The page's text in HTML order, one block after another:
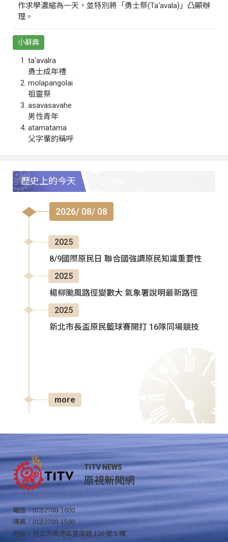
作求學濃縮為一天，並特別將「勇士祭(Ta‘avala)」凸顯辦
理。
小辭典
ta‘avalra
勇士成年禮
molapangolai
祖靈祭
asavasavahe
男性青年
atamatama
父字輩的稱呼
歷史上的今天
2026/ 08/ 08
2025
8/9國際原民日 聯合國強調原民知識重要性
2025
楊柳颱風路徑變數大 氣象署說明最新路徑
2025
新北市長盃原民籃球賽開打 16隊同場競技
more
TITV NEWS
原視新聞網
電話：(02)2788-1600
傳真：(02)2788-1500
地址：台北市南港區重陽路 120 號 5 樓